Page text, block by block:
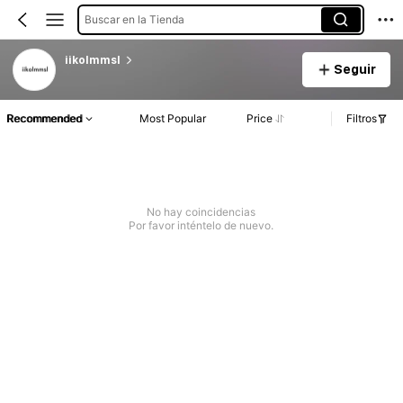
Buscar en la Tienda
iikolmmsl
Seguir
Recommended Most Popular Price Filtros
No hay coincidencias
Por favor inténtelo de nuevo.